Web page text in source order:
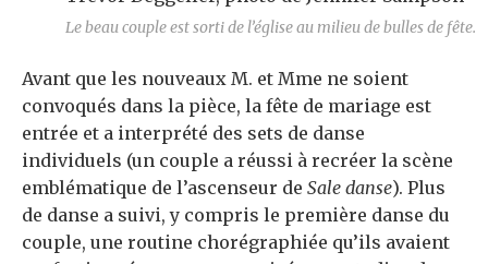
Le beau couple est sorti de l’église au milieu de bulles de fête.
Avant que les nouveaux M. et Mme ne soient
convoqués dans la pièce, la fête de mariage est
entrée et a interprété des sets de danse
individuels (un couple a réussi à recréer la scène
emblématique de l’ascenseur de Sale danse). Plus
de danse a suivi, y compris le première danse du
couple, une routine chorégraphiée qu’ils avaient